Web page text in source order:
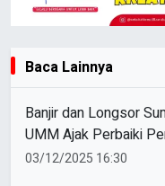
Baca Lainnya
Banjir dan Longsor
UMM Ajak Perbaiki
Ketaatan Hukum
03/12/2025 16:30